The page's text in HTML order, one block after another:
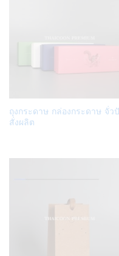
Add
ถุงกระดาษ กล่องกระดาษ จั่ว
สั่งผลิต